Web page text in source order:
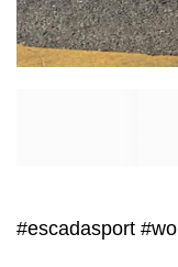
#escadasport